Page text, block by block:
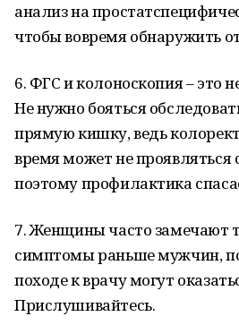
анализ на
чтобы вовремя обнаружить
6. ФГС и колоноскопия – это
Не нужно бояться
прямую кишку, ведь
время может не
поэтому профилактика
7. Женщины часто замечают
симптомы раньше мужчин,
походе к врачу могут
Прислушивайтесь.